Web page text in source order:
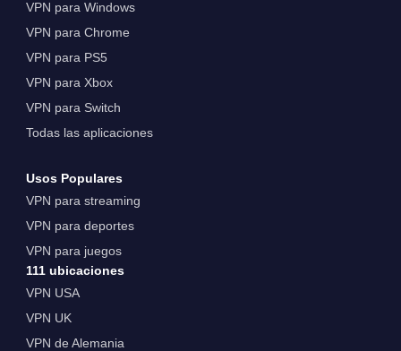
VPN para Windows
VPN para Chrome
VPN para PS5
VPN para Xbox
VPN para Switch
Todas las aplicaciones
Usos Populares
VPN para streaming
VPN para deportes
VPN para juegos
111 ubicaciones
VPN USA
VPN UK
VPN de Alemania